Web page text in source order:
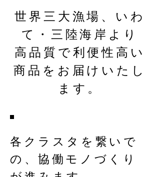
世界三大漁場、いわ
て・三陸海岸より
​高品質で利便性高い
商品をお届けいたし
ます。
各クラスタを繋いで
の、協働モノづくり